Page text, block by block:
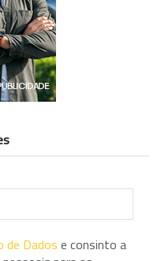
de Dados e consinto a